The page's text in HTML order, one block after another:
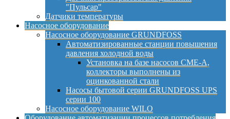
"Пульсар"
Датчики температуры
Насосное оборудование
Насосное оборудование GRUNDFOSS
Автоматизированные станции повышения
давления холодной воды
Установка на базе насосов CME-A,
коллекторы выполнены из
оцинкованной стали
Насосы бытовой серии GRUNDFOSS UPS
серии 100
Насосное оборудование WILO